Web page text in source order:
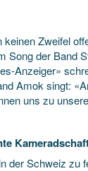
Zweifel
Song der Band
Anzeiger»
Amok singt:
uns zu
der Schweiz zu